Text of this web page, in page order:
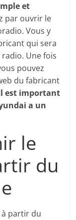
et
par ouvrir le
Vous y
qui sera
Une fois
pouvez
du fabricant
est important
a un
le
du
partir du